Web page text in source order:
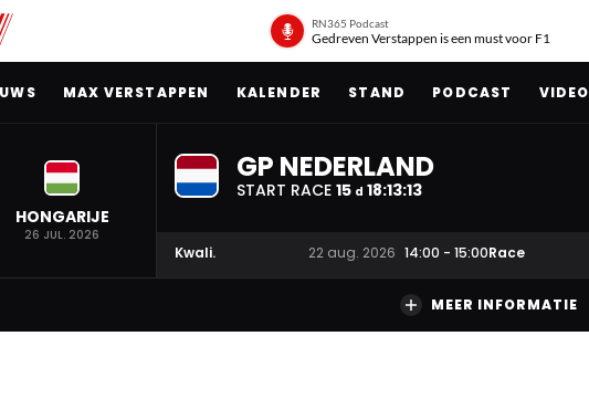
RN365 Podcast
Gedreven Verstappen is een must voor F1
MAX VERSTAPPEN KALENDER STAND PODCAST VIDEO
HONGARIJE
26 JUL. 2026
GP NEDERLAND
START RACE 15 d 18:13:12
Kwali. 22 aug. 2026 14:00 - 15:00Race
MEER INFORMATIE